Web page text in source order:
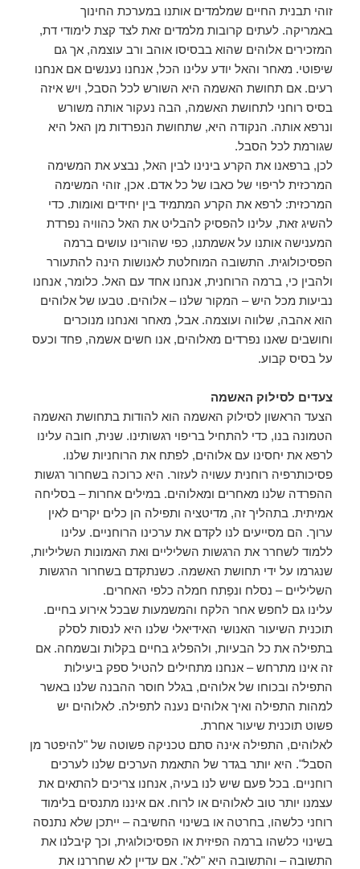
זוהי תבנית החיים שמלמדים אותנו במערכת החינוך
באמריקה. לעתים קרובות מלמדים זאת לצד קצת לימודי דת,
המזכירים אלוהים שהוא בבסיסו אוהב ורב עוצמה, אך גם
שיפוטי. מאחר והאל יודע עלינו הכל, אנחנו נענשים אם אנחנו
רעים. אם תחושת האשמה היא השורש לכל הסבל, ויש איזה
בסיס רוחני לתחושת האשמה, הבה נעקור אותה משורש
ונרפא אותה. הנקודה היא, שתחושת הנפרדות מן האל היא
שגורמת לכל הסבל.
לכן, ברפאנו את הקרע בינינו לבין האל, נבצע את המשימה
המרכזית לריפוי של כאבו של כל אדם. אכן, זוהי המשימה
המרכזית: לרפא את הקרע המתמיד בין יחידים ואומות. כדי
להשיג זאת, עלינו להפסיק להבליט את האל כהוויה נפרדת
המענישה אותנו על אשמתנו, כפי שהורינו עושים ברמה
הפסיכולוגית. התשובה המוחלטת לאנושות הינה להתעורר
ולהבין כי, ברמה הרוחנית, אנחנו אחד עם האל. כלומר, אנחנו
נביעות מכל היש – המקור שלנו – אלוהים. טבעו של אלוהים
הוא אהבה, שלווה ועוצמה. אבל, מאחר ואנחנו מנוכרים
וחושבים שאנו נפרדים מאלוהים, אנו חשים אשמה, פחד וכעס
על בסיס קבוע.
צעדים לסילוק האשמה
הצעד הראשון לסילוק האשמה הוא להודות בתחושת האשמה
הטמונה בנו, כדי להתחיל בריפוי רגשותינו. שנית, חובה עלינו
לרפא את יחסינו עם אלוהים, לפתח את הרוחניות שלנו.
פסיכותרפיה רוחנית עשויה לעזור. היא כרוכה בשחרור רגשות
ההפרדה שלנו מאחרים ומאלוהים. במילים אחרות – בסליחה
אמיתית. בתהליך זה, מדיטציה ותפילה הן כלים יקרים לאין
ערוך. הם מסייעים לנו לקדם את ערכינו הרוחניים. עלינו
ללמוד לשחרר את הרגשות השליליים ואת האמונות השליליות,
שנגרמו על ידי תחושת האשמה. כשנתקדם בשחרור הרגשות
השליליים – נסלח ונפַתח חמלה כלפי האחרים.
עלינו גם לחפש אחר הלקח והמשמעות שבכל אירוע בחיים.
תוכנית השיעור האנושי האידיאלי שלנו היא לנסות לסלק
בתפילה את כל הבעיות, ולהפליג בחיים בקלות ובשמחה. אם
זה אינו מתרחש – אנחנו מתחילים להטיל ספק ביעילות
התפילה ובכוחו של אלוהים, בגלל חוסר ההבנה שלנו באשר
למהות התפילה ואיך אלוהים נענה לתפילה. לאלוהים יש
פשוט תוכנית שיעור אחרת.
לאלוהים, התפילה אינה סתם טכניקה פשוטה של "להיפטר מן
הסבל". היא יותר בגדר של התאמת הערכים שלנו לערכים
רוחניים. בכל פעם שיש לנו בעיה, אנחנו צריכים להתאים את
עצמנו יותר טוב לאלוהים או לרוח. אם איננו מתנסים בלימוד
רוחני כלשהו, בחרטה או בשינוי החשיבה – ייתכן שלא נתנסה
בשינוי כלשהו ברמה הפיזית או הפסיכולוגית, וכך קיבלנו את
התשובה – והתשובה היא "לא". אם עדיין לא שחררנו את